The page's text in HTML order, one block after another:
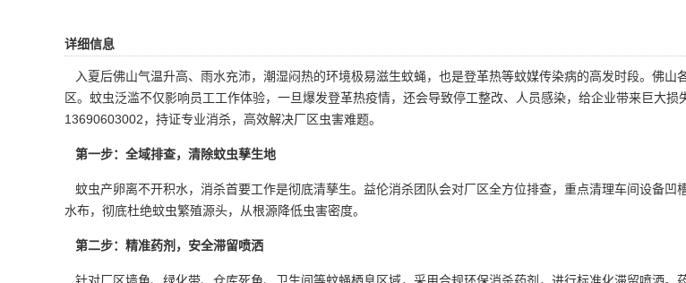
详细信息
入夏后佛山气温升高、雨水充沛，潮湿闷热的环境极易滋生蚊蝇，也是登革热等蚊媒传染病的高发时段。佛
区。蚊虫泛滥不仅影响员工工作体验，一旦爆发登革热疫情，还会导致停工整改、人员感染，给企业带来巨大
13690603002，持证专业消杀，高效解决厂区虫害难题。
第一步：全域排查，清除蚊虫孳生地
蚊虫产卵离不开积水，消杀首要工作是彻底清孳生。益伦消杀团队会对厂区全方位排查，重点清理车间设备
水布，彻底杜绝蚊虫繁殖源头，从根源降低虫害密度。
第二步：精准药剂，安全滞留喷洒